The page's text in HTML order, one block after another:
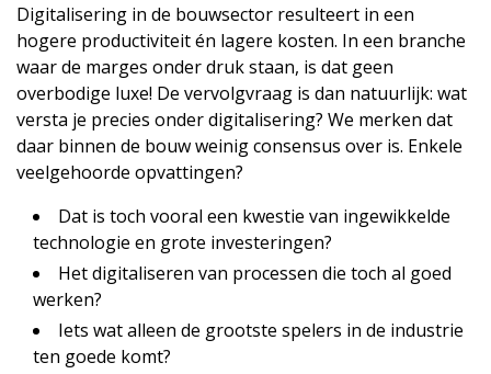
Digitalisering in de bouwsector resulteert in een
hogere productiviteit én lagere kosten. In een branche
waar de marges onder druk staan, is dat geen
overbodige luxe! De vervolgvraag is dan natuurlijk: wat
versta je precies onder digitalisering? We merken dat
daar binnen de bouw weinig consensus over is. Enkele
veelgehoorde opvattingen?
Dat is toch vooral een kwestie van ingewikkelde
technologie en grote investeringen?
Het digitaliseren van processen die toch al goed
werken?
Iets wat alleen de grootste spelers in de industrie
ten goede komt?